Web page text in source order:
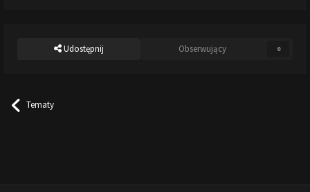
Udostępnij Obserwujący 0
Tematy